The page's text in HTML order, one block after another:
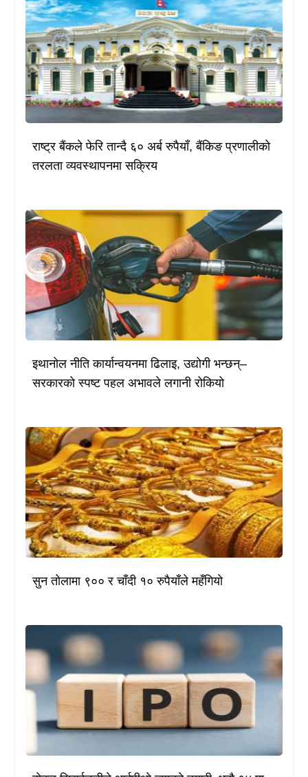
राष्ट्र बैंकले फेरि तान्दै ६० अर्ब रुपैयाँ, बैंकिङ प्रणालीको
तरलता व्यवस्थापनमा सक्रिय
इथानोल नीति कार्यान्वयनमा ढिलाइ, उद्योगी भन्छन्–
सरकारको स्पष्ट पहल अभावले लगानी रोकियो
सुन तोलामा ९०० र चाँदी १० रुपैयाँले महँगियो